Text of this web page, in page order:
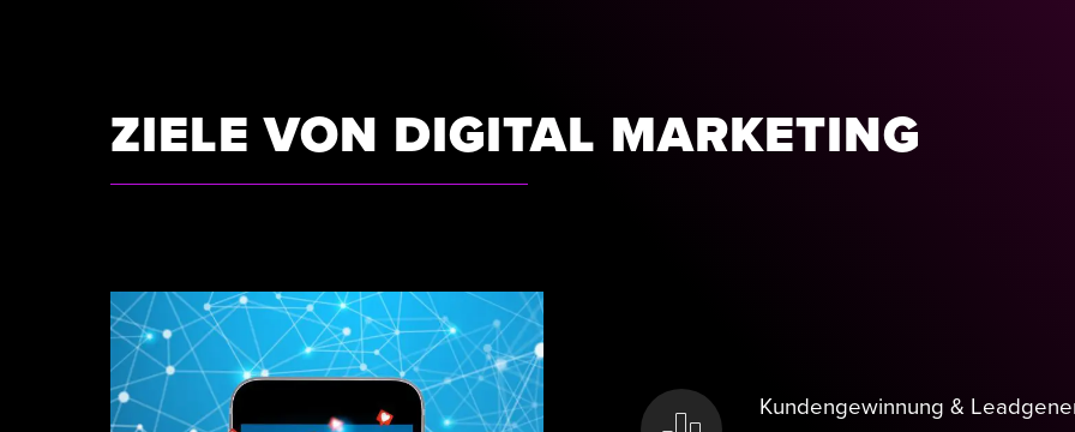
ZIELE VON DIGITAL MARKETING
Kundengewinnung &